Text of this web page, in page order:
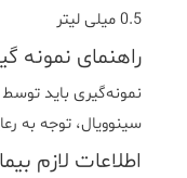
0.5 میلی لیتر
راهنمای نمونه
نمونه‌گیری باید
سینوویال، توجه به
اطلاعات لازم